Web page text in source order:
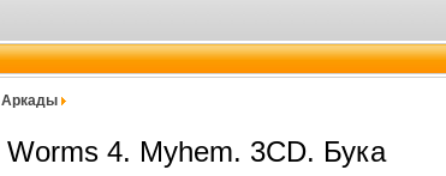
Аркады
Worms 4. Myhem. 3CD. Бука